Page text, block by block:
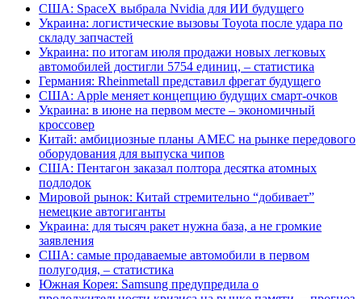
США: SpaceX выбрала Nvidia для ИИ будущего
Украина: логистические вызовы Toyota после удара по
складу запчастей
Украина: по итогам июля продажи новых легковых
автомобилей достигли 5754 единиц, – статистика
Германия: Rheinmetall представил фрегат будущего
США: Apple меняет концепцию будущих смарт-очков
Украина: в июне на первом месте – экономичный
кроссовер
Китай: амбициозные планы AMEC на рынке передового
оборудования для выпуска чипов
США: Пентагон заказал полтора десятка атомных
подлодок
Мировой рынок: Китай стремительно “добивает”
немецкие автогиганты
Украина: для тысяч ракет нужна база, а не громкие
заявления
США: самые продаваемые автомобили в первом
полугодия, – статистика
Южная Корея: Samsung предупредила о